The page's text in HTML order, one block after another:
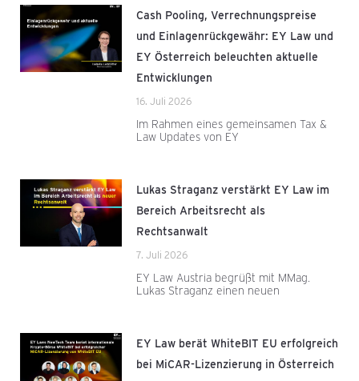
Cash Pooling, Verrechnungspreise
und Einlagenrückgewähr: EY Law und
EY Österreich beleuchten aktuelle
Entwicklungen
16. Juli 2026
Im Rahmen eines gemeinsamen Tax &
Law Updates von EY
Lukas Straganz verstärkt EY Law im
Bereich Arbeitsrecht als
Rechtsanwalt
7. Juli 2026
EY Law Austria begrüßt mit MMag.
Lukas Straganz einen neuen
EY Law berät WhiteBIT EU erfolgreich
bei MiCAR-Lizenzierung in Österreich